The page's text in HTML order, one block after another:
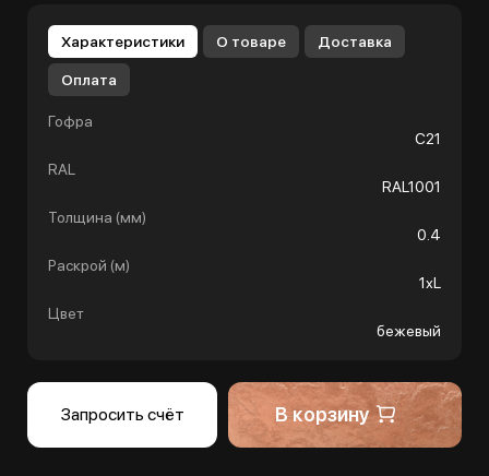
Характеристики О товаре Доставка
Оплата
Гофра
С21
RAL
RAL1001
Толщина (мм)
0.4
Раскрой (м)
1хL
Цвет
бежевый
Запросить счёт В корзину